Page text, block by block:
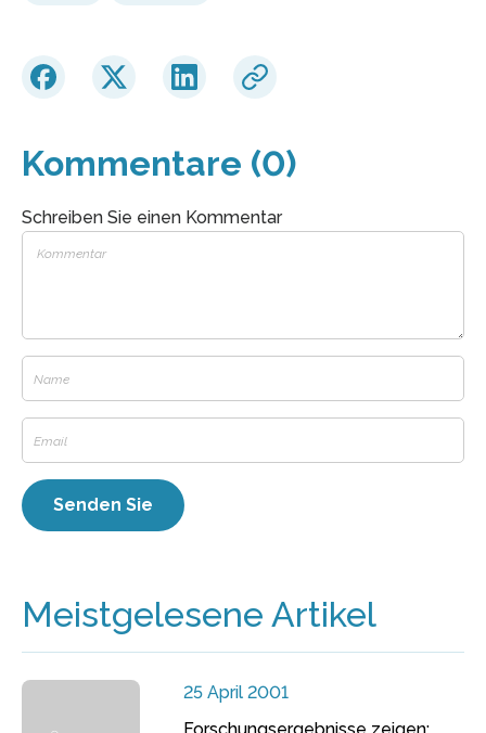
Kommentare (0)
Schreiben Sie einen Kommentar
Meistgelesene Artikel
25 April 2001